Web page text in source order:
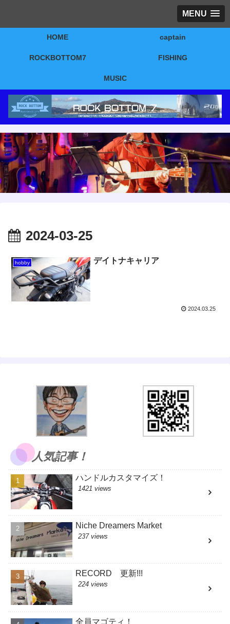
MENU
HOME captain
ROCKBOTTOM7 FISHING
MUSIC
2024-03-25
hobby デイトナキャリア
2024.03.25
人気記事！
ハンドルカスタマイズ！
1421 views
Niche Dreamers Market
237 views
RECORD 更新!!!
224 views
全員マゴティ！